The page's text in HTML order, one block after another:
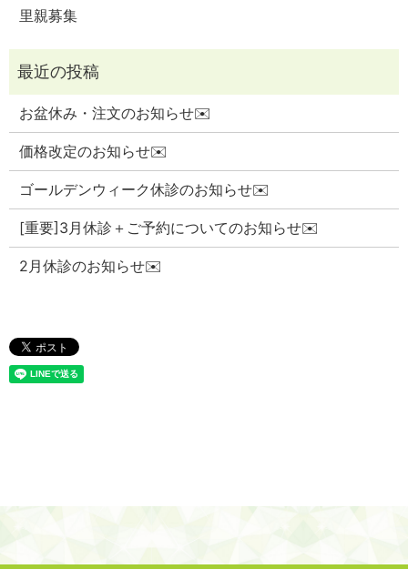
里親募集
お盆休み・注文のお知らせ✉️
価格改定のお知らせ✉️
ゴールデンウィーク休診のお知らせ✉️
[重要]3月休診＋ご予約についてのお知らせ✉️
2月休診のお知らせ✉️